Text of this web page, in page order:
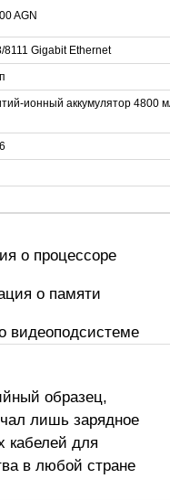
AGN
8111 Gigabit Ethernet
ионный аккумулятор 4800
образец,
лишь зарядное
кабелей для
в любой стране